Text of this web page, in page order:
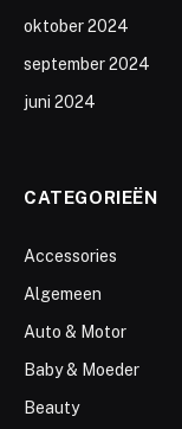
oktober 2024
september 2024
juni 2024
CATEGORIEËN
Accessories
Algemeen
Auto & Motor
Baby & Moeder
Beauty